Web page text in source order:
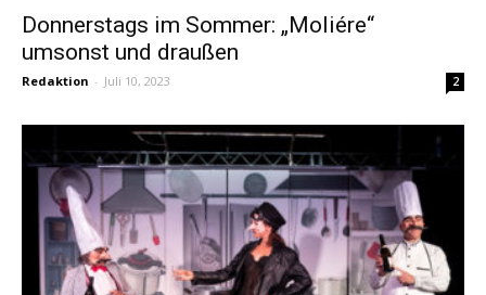
Donnerstags im Sommer: „Moliére“
umsonst und draußen
Redaktion - Juli 10, 2023 2